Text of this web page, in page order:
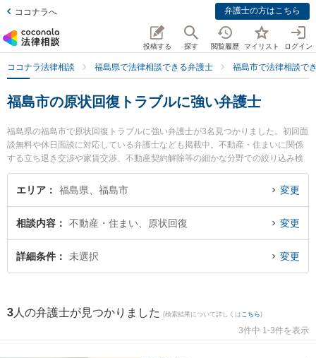
ココナラへ 弁護士の方はこちら
投稿する 探す 閲覧履歴 マイリスト ログイン
ココナラ法律相談 福島県で法律相談できる弁護士 福島市で法律相談で
福島市の原状回復トラブルに強い弁護士
福島県の福島市で原状回復トラブルに強い弁護士が3名見つかりました。初回面
談無料や休日面談に対応している弁護士なども掲載中。不動産・住まいに関係
する立ち退き交渉や家賃交渉、不動産契約解除等の細かな分野での絞り込み検
索もでき便利です。特に福光法律事務所の佐藤 孝明弁護士やえんだ法律事務所
の遠田 智也弁護士、弁護士法人リーガルプロフェッション 福島支店の吉野 秀
士に相談したい』『原状回復トラブルのトラブル解決の実績豊富な近くの弁護
士を検索したい』『初回相談無料で原状回復トラブルを法律相談できる福島市
内の弁護士に相談予約したい』などでお困りの相談者さんにおすすめです。
エリア 福島県、福島市 変更
相談内容 不動産・住まい、原状回復 変更
詳細条件 未選択 変更
3 人の弁護士が見つかりました (検索結果について詳しくは こちら)
3件中 1-3件を表示